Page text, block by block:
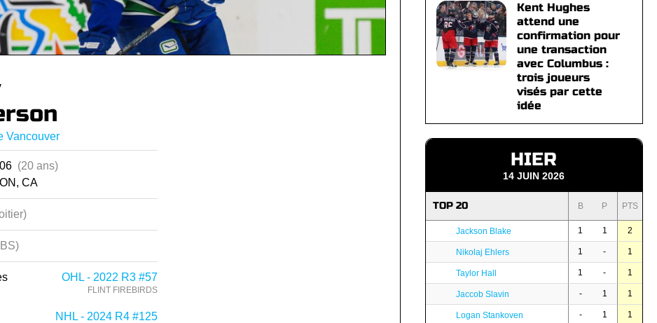
Vancouver
(20 ans)
CA
OHL - 2022 R3 #57
FLINT FIREBIRDS
NHL - 2024 R4 #125
Kent Hughes
attend une
confirmation pour
une transaction
avec Columbus :
trois joueurs
visés par cette
idée
HIER
14 JUIN 2026
TOP 20 B P PTS
Jackson Blake 1 1 2
Nikolaj Ehlers 1 - 1
Taylor Hall 1 - 1
Jaccob Slavin - 1 1
Logan Stankoven - 1 1